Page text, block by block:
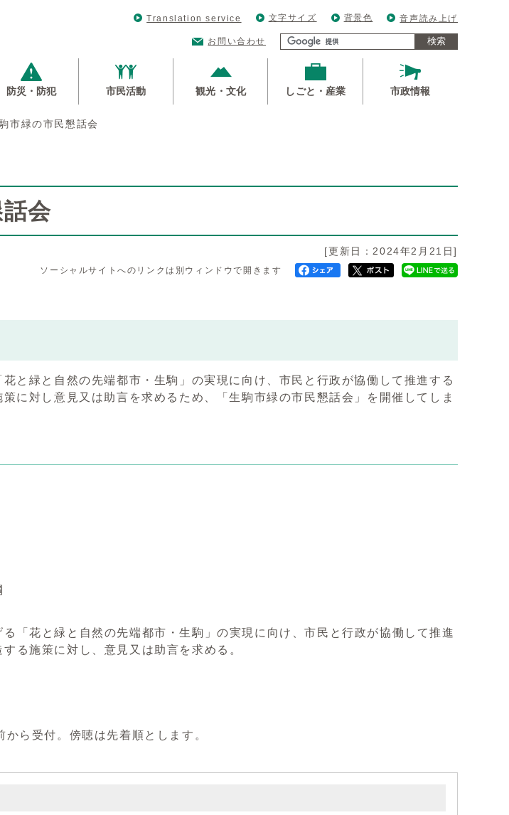
Translation service 文字サイズ 背景色 音声読み上げ
お問い合わせ 検索
防災・防犯 市民活動 観光・文化 しごと・産業 市政情報
市緑の市民懇話会
会
[更新日：2024年2月21日]
ソーシャルサイトへのリンクは別ウィンドウで開きます
花と緑と自然の先端都市・生駒」の実現に向け、市民と行政が協働して推進する
に対し意見又は助言を求めるため、「生駒市緑の市民懇話会」を開催してしま
「花と緑と自然の先端都市・生駒」の実現に向け、市民と行政が協働して推進
る施策に対し、意見又は助言を求める。
ら受付。傍聴は先着順とします。